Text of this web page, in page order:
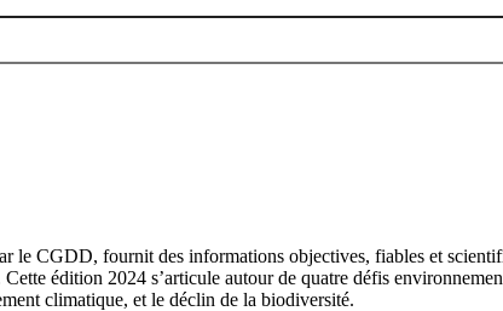
le CGDD, fournit des informations objectives, fiables et
édition 2024 s’articule autour de quatre défis
climatique, et le déclin de la biodiversité.